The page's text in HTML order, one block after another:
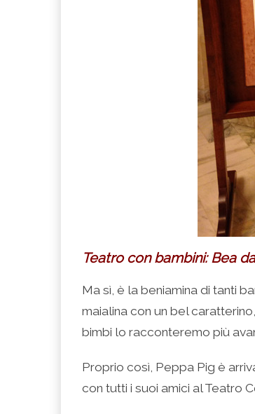
Teatro con bambini: Bea
Ma sì, è la beniamina di tanti
maialina con un bel
bimbi lo racconteremo più
Proprio così, Peppa Pig è
con tutti i suoi amici al Teatro